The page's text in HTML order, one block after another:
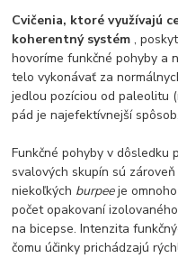
Cvičenia, ktoré využívajú
koherentný systém,
hovoríme funkčné pohyby a
telo vykonávať za
jedlou pozíciou od paleolitu
pád je najefektívnejší
Funkčné pohyby v dôsledku
svalových skupín sú
niekoľkých burpeeje
počet opakovaní
na bicepse. Intenzita
čomu účinky prichádzajú